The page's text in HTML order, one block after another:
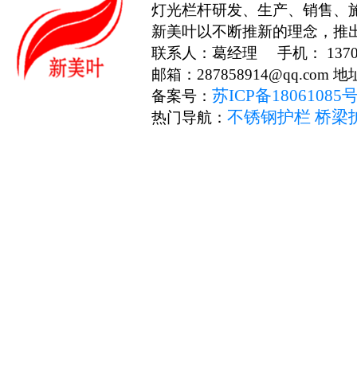
灯光栏杆研发、生产、销售、
新美叶以不断推新的理念，推
联系人：葛经理 手机：
邮箱：287858914@qq.com
备案号： 苏ICP备18061085
热门导航： 不锈钢护栏 桥梁